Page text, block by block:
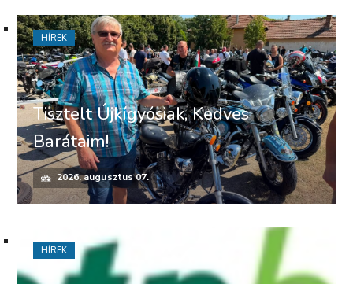
Tisztelt Újkígyósiak, Kedves
Barátaim!
2026. augusztus 07.
HÍREK
HÍREK